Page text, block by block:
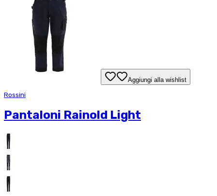
Aggiungi alla wishlist
Rossini
Pantaloni Rainold Light